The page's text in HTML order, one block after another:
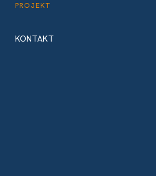
PROJEKT
KONTAKT